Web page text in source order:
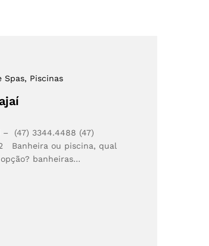
Spas, Piscinas
– (47) 3344.4488 (47)
Banheira ou piscina, qual
banheiras…